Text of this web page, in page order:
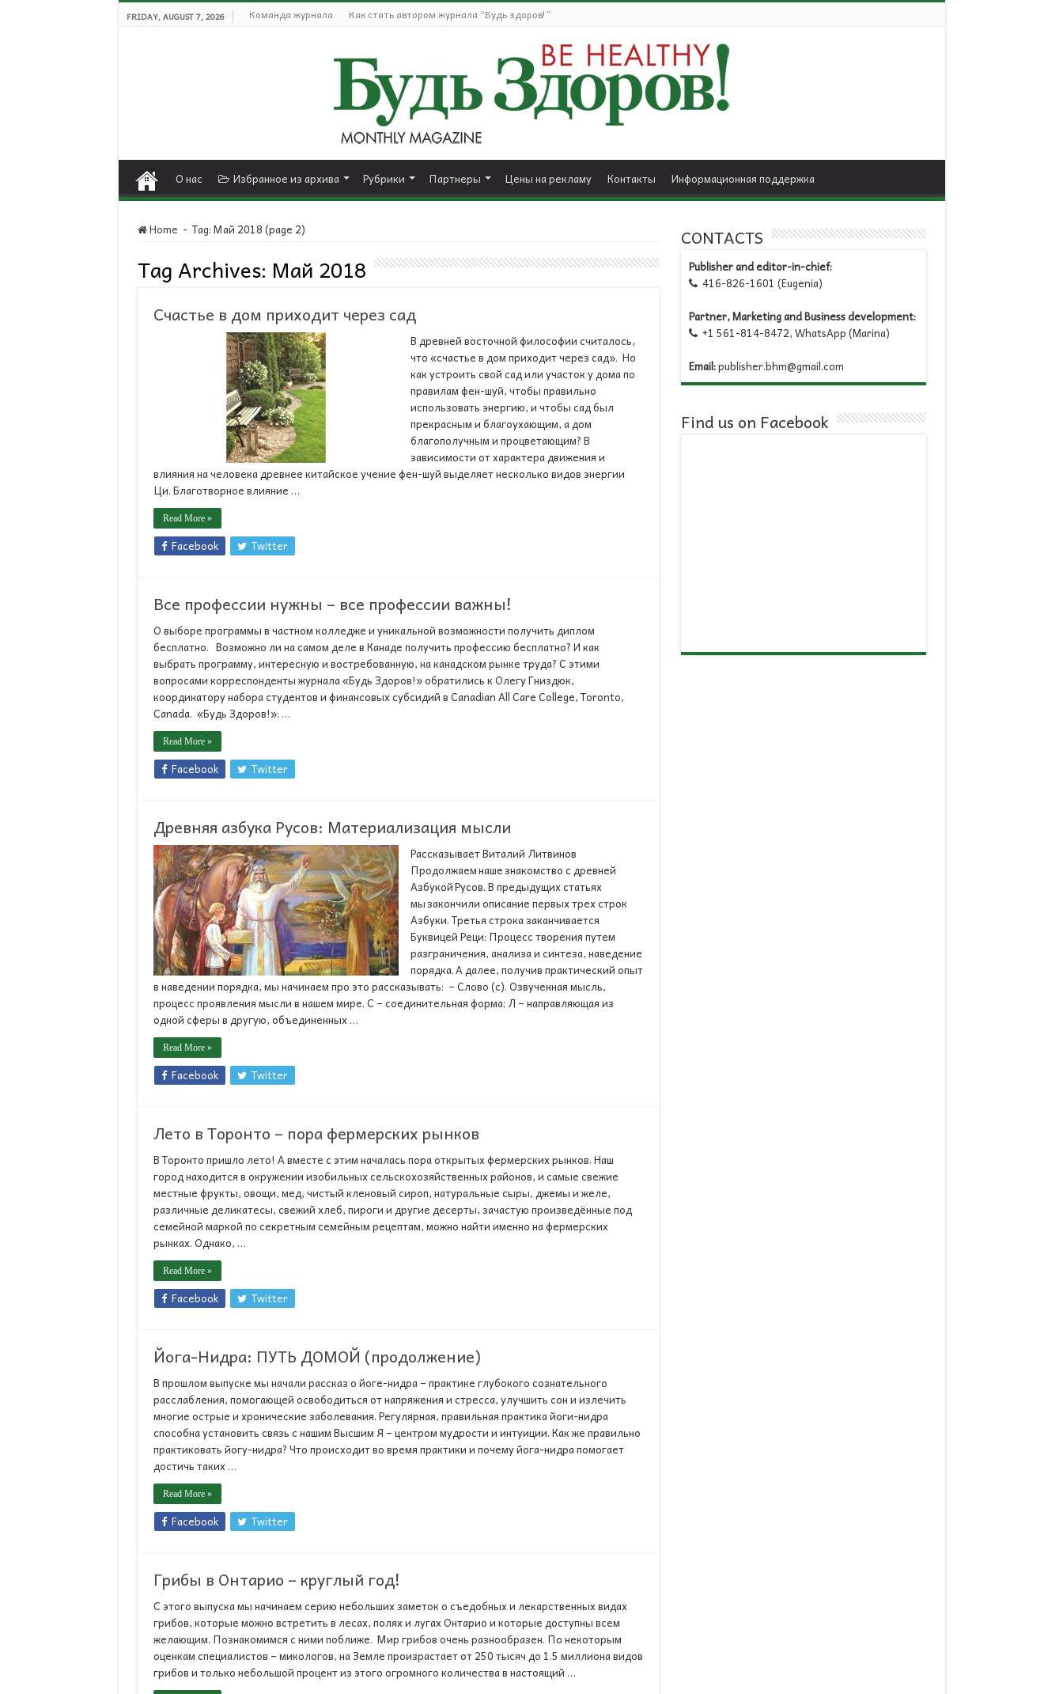
FRIDAY, AUGUST 7, 2026 Команда журнала Как стать автором журнала “Будь здоров!”
О нас Избранное из архива Рубрики Партнеры Цены на рекламу Контакты Информационная поддержка
Home - Tag:Май 2018(page 2)
Tag Archives: Май 2018
Счастье в дом приходит через сад
В древней восточной философии считалось,
что «счастье в дом приходит через сад». Но
как устроить свой сад или участок у дома по
правилам фен-шуй, чтобы правильно
использовать энергию, и чтобы сад был
прекрасным и благоухающим, а дом
благополучным и процветающим? В
зависимости от характера движения и
влияния на человека древнее китайское учение фен-шуй выделяет несколько видов энергии
Ци. Благотворное влияние …
Read More »
Facebook Twitter
Все профессии нужны – все профессии важны!
О выборе программы в частном колледже и уникальной возможности получить диплом
бесплатно. Возможно ли на самом деле в Канаде получить профессию бесплатно? И как
выбрать программу, интересную и востребованную, на канадском рынке труда? С этими
вопросами корреспонденты журнала «Будь Здоров!» обратились к Олегу Гниздюк,
координатору набора студентов и финансовых субсидий в Canadian All Care College, Toronto,
Canada. «Будь Здоров!»: …
Read More »
Facebook Twitter
Древняя азбука Русов: Материализация мысли
Рассказывает Виталий Литвинов
Продолжаем наше знакомство с древней
Азбукой Русов. В предыдущих статьях
мы закончили описание первых трех строк
Азбуки. Третья строка заканчивается
Буквицей Реци: Процесс творения путем
разграничения, анализа и синтеза, наведение
порядка. А далее, получив практический опыт
в наведении порядка, мы начинаем про это рассказывать: – Слово (с). Озвученная мысль,
процесс проявления мысли в нашем мире. С – соединительная форма; Л – направляющая из
одной сферы в другую, объединенных …
Read More »
Facebook Twitter
Лето в Торонто – пора фермерских рынков
В Торонто пришло лето! А вместе с этим началась пора открытых фермерских рынков. Наш
город находится в окружении изобильных сельскохозяйственных районов, и самые свежие
местные фрукты, овощи, мед, чистый кленовый сироп, натуральные сыры, джемы и желе,
различные деликатесы, свежий хлеб, пироги и другие десерты, зачастую произведённые под
семейной маркой по секретным семейным рецептам, можно найти именно на фермерских
рынках. Однако, …
Read More »
Facebook Twitter
Йога-Нидра: ПУТЬ ДОМОЙ (продолжение)
В прошлом выпуске мы начали рассказ о йоге-нидра – практике глубокого сознательного
расслабления, помогающей освободиться от напряжения и стресса, улучшить сон и излечить
многие острые и хронические заболевания. Регулярная, правильная практика йоги-нидра
способна установить связь с нашим Высшим Я – центром мудрости и интуиции. Как же правильно
практиковать йогу-нидра? Что происходит во время практики и почему йога-нидра помогает
достичь таких …
Read More »
Facebook Twitter
Грибы в Онтарио – круглый год!
С этого выпуска мы начинаем серию небольших заметок о съедобных и лекарственных видах
грибов, которые можно встретить в лесах, полях и лугах Онтарио и которые доступны всем
желающим. Познакомимся с ними поближе. Мир грибов очень разнообразен. По некоторым
оценкам специалистов – микологов, на Земле произрастает от 250 тысяч до 1.5 миллиона видов
грибов и только небольшой процент из этого огромного количества в настоящий …
CONTACTS
Publisher and editor-in-chief:
416-826-1601 (Eugenia)
Partner, Marketing and Business development:
+1 561-814-8472, WhatsApp (Marina)
Email:publisher.bhm@gmail.com
Find us on Facebook